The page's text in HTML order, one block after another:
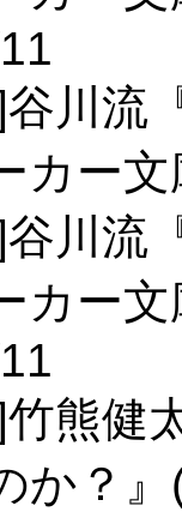
川流
カー
川流
カー
熊健
か？